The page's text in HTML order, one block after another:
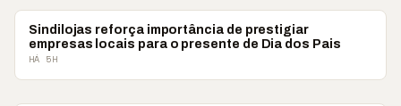
PONTA GROSSA
Sindilojas reforça importância de prestigiar
empresas locais para o presente de Dia dos Pais
HÁ 5H